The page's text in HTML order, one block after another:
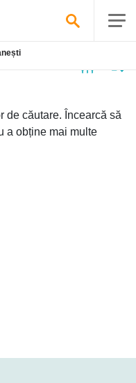
de căutare. Încearcă să
a obține mai multe